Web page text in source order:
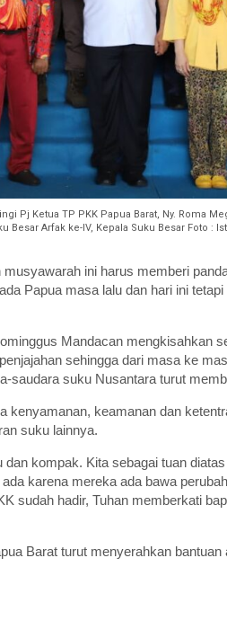
Pj Ketua TP PKK Papua Barat, Ny. Roma
Besar Arfak ke-IV, Kepala Suku Besar Foto :
ini harus memberi
Papua masa lalu dan hari ini
Mandacan mengkisahkan
sehingga dari masa ke
saudara suku Nusantara turut
kenyamanan, keamanan dan
suku lainnya.
kompak. Kita sebagai tuan
karena mereka ada bawa
sudah hadir, Tuhan memberkati
Barat turut menyerahkan